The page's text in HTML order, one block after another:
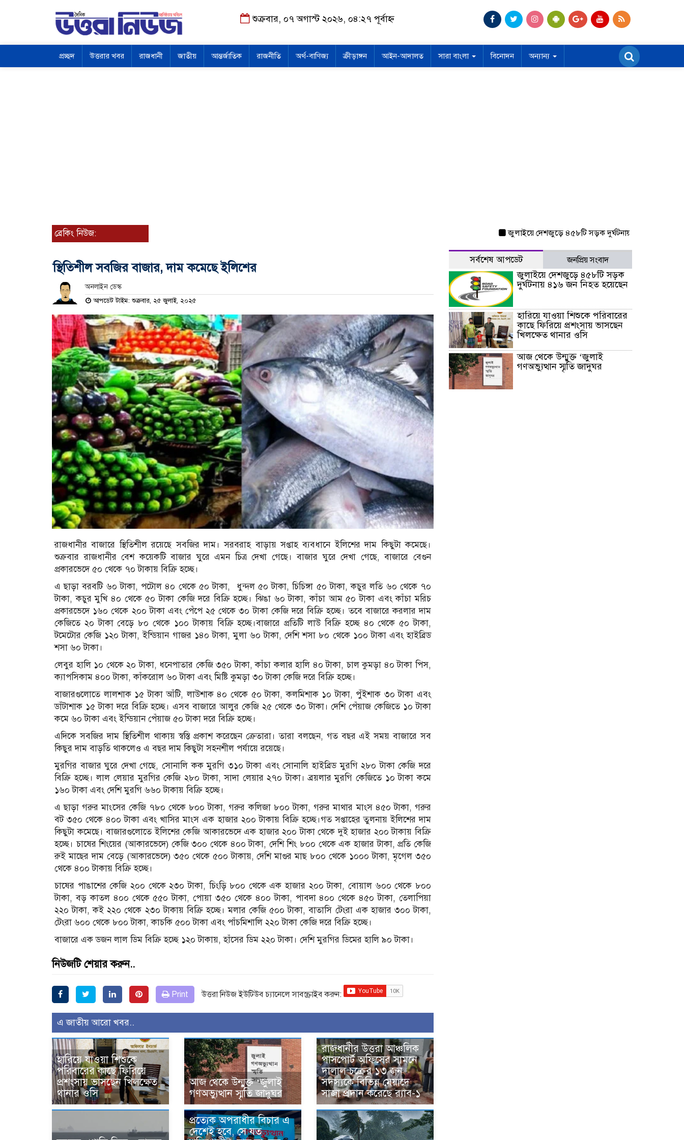
শুক্রবার, ০৭ অগাস্ট ২০২৬, ০৪:২৭ পূর্বাহ্ন
প্রচ্ছদ উত্তরার খবর রাজধানী জাতীয় আন্তর্জাতিক রাজনীতি অর্থ-বাণিজ্য ক্রীড়াঙ্গন আইন-আদালত সারা বাংলা বিনোদন অন্যান্য
ব্রেকিং নিউজ: জুলাইয়ে দেশজুড়ে ৪৫৮টি সড়ক দুর্ঘটনায় ৪১৬ জন নিহত হয়েছেন
স্থিতিশীল সবজির বাজার, দাম কমেছে ইলিশের
অনলাইন ডেস্ক
আপডেট টাইম: শুক্রবার, ২৫ জুলাই, ২০২৫
রাজধানীর বাজারে স্থিতিশীল রয়েছে সবজির দাম। সরবরাহ বাড়ায় সপ্তাহ ব্যবধানে ইলিশের দাম কিছুটা কমেছে।
শুক্রবার রাজধানীর বেশ কয়েকটি বাজার ঘুরে এমন চিত্র দেখা গেছে। বাজার ঘুরে দেখা গেছে, বাজারে বেগুন
প্রকারভেদে ৫০ থেকে ৭০ টাকায় বিক্রি হচ্ছে।
এ ছাড়া বরবটি ৬০ টাকা, পটোল ৪০ থেকে ৫০ টাকা, ধুন্দল ৫০ টাকা, চিচিঙ্গা ৫০ টাকা, কচুর লতি ৬০ থেকে ৭০
টাকা, কচুর মুখি ৪০ থেকে ৫০ টাকা কেজি দরে বিক্রি হচ্ছে। ঝিঙা ৬০ টাকা, কাঁচা আম ৫০ টাকা এবং কাঁচা মরিচ
প্রকারভেদে ১৬০ থেকে ২০০ টাকা এবং পেঁপে ২৫ থেকে ৩০ টাকা কেজি দরে বিক্রি হচ্ছে। তবে বাজারে করলার দাম
কেজিতে ২০ টাকা বেড়ে ৮০ থেকে ১০০ টাকায় বিক্রি হচ্ছে।বাজারে প্রতিটি লাউ বিক্রি হচ্ছে ৪০ থেকে ৫০ টাকা,
টমেটোর কেজি ১২০ টাকা, ইন্ডিয়ান গাজর ১৪০ টাকা, মুলা ৬০ টাকা, দেশি শসা ৮০ থেকে ১০০ টাকা এবং হাইব্রিড
শসা ৬০ টাকা।
লেবুর হালি ১০ থেকে ২০ টাকা, ধনেপাতার কেজি ৩৫০ টাকা, কাঁচা কলার হালি ৪০ টাকা, চাল কুমড়া ৪০ টাকা পিস,
ক্যাপসিকাম ৪০০ টাকা, কাঁকরোল ৬০ টাকা এবং মিষ্টি কুমড়া ৩০ টাকা কেজি দরে বিক্রি হচ্ছে।
বাজারগুলোতে লালশাক ১৫ টাকা আঁটি, লাউশাক ৪০ থেকে ৫০ টাকা, কলমিশাক ১০ টাকা, পুঁইশাক ৩০ টাকা এবং
ডাঁটাশাক ১৫ টাকা দরে বিক্রি হচ্ছে। এসব বাজারে আলুর কেজি ২৫ থেকে ৩০ টাকা। দেশি পেঁয়াজ কেজিতে ১০ টাকা
কমে ৬০ টাকা এবং ইন্ডিয়ান পেঁয়াজ ৫০ টাকা দরে বিক্রি হচ্ছে।
এদিকে সবজির দাম স্থিতিশীল থাকায় স্বস্তি প্রকাশ করেছেন ক্রেতারা। তারা বলছেন, গত বছর এই সময় বাজারে সব
কিছুর দাম বাড়তি থাকলেও এ বছর দাম কিছুটা সহনশীল পর্যায়ে রয়েছে।
মুরগির বাজার ঘুরে দেখা গেছে, সোনালি কক মুরগি ৩১০ টাকা এবং সোনালি হাইব্রিড মুরগি ২৮০ টাকা কেজি দরে
বিক্রি হচ্ছে। লাল লেয়ার মুরগির কেজি ২৮০ টাকা, সাদা লেয়ার ২৭০ টাকা। ব্রয়লার মুরগি কেজিতে ১০ টাকা কমে
১৬০ টাকা এবং দেশি মুরগি ৬৬০ টাকায় বিক্রি হচ্ছে।
এ ছাড়া গরুর মাংসের কেজি ৭৮০ থেকে ৮০০ টাকা, গরুর কলিজা ৮০০ টাকা, গরুর মাথার মাংস ৪৫০ টাকা, গরুর
বট ৩৫০ থেকে ৪০০ টাকা এবং খাসির মাংস এক হাজার ২০০ টাকায় বিক্রি হচ্ছে।গত সপ্তাহের তুলনায় ইলিশের দাম
কিছুটা কমেছে। বাজারগুলোতে ইলিশের কেজি আকারভেদে এক হাজার ২০০ টাকা থেকে দুই হাজার ২০০ টাকায় বিক্রি
হচ্ছে। চাষের শিংয়ের (আকারভেদে) কেজি ৩০০ থেকে ৪০০ টাকা, দেশি শিং ৮০০ থেকে এক হাজার টাকা, প্রতি কেজি
রুই মাছের দাম বেড়ে (আকারভেদে) ৩৫০ থেকে ৫০০ টাকায়, দেশি মাগুর মাছ ৮০০ থেকে ১০০০ টাকা, মৃগেল ৩৫০
থেকে ৪০০ টাকায় বিক্রি হচ্ছে।
চাষের পাঙাশের কেজি ২০০ থেকে ২৩০ টাকা, চিংড়ি ৮০০ থেকে এক হাজার ২০০ টাকা, বোয়াল ৬০০ থেকে ৮০০
টাকা, বড় কাতল ৪০০ থেকে ৫৫০ টাকা, পোয়া ৩৫০ থেকে ৪০০ টাকা, পাবদা ৪০০ থেকে ৪৫০ টাকা, তেলাপিয়া
২২০ টাকা, কই ২২০ থেকে ২৩০ টাকায় বিক্রি হচ্ছে। মলার কেজি ৫০০ টাকা, বাতাসি টেংরা এক হাজার ৩০০ টাকা,
টেংরা ৬০০ থেকে ৮০০ টাকা, কাচকি ৫০০ টাকা এবং পাঁচমিশালি ২২০ টাকা কেজি দরে বিক্রি হচ্ছে।
বাজারে এক ডজন লাল ডিম বিক্রি হচ্ছে ১২০ টাকায়, হাঁসের ডিম ২২০ টাকা। দেশি মুরগির ডিমের হালি ৯০ টাকা।
নিউজটি শেয়ার করুন..
Print উত্তরা নিউজ ইউটিউব চ্যানেলে সাবস্ক্রাইব করুন:
এ জাতীয় আরো খবর..
হারিয়ে যাওয়া শিশুকে
পরিবারের কাছে ফিরিয়ে
প্রশংসায় ভাসছেন খিলক্ষেত
থানার ওসি
আজ থেকে উন্মুক্ত ‘জুলাই
গণঅভ্যুত্থান স্মৃতি জাদুঘর
রাজধানীর উত্তরা আঞ্চলিক
পাসপোর্ট অফিসের সামনে
দালাল চক্রের ১৩ জন
সদস্যকে বিভিন্ন মেয়াদে
সাজা প্রদান করেছে র‌্যাব-১
প্রত্যেক অপরাধীর বিচার এ
দেশেই হবে, সে যত
সর্বশেষ আপডেট জনপ্রিয় সংবাদ
জুলাইয়ে দেশজুড়ে ৪৫৮টি সড়ক
দুর্ঘটনায় ৪১৬ জন নিহত হয়েছেন
হারিয়ে যাওয়া শিশুকে পরিবারের
কাছে ফিরিয়ে প্রশংসায় ভাসছেন
খিলক্ষেত থানার ওসি
আজ থেকে উন্মুক্ত ‘জুলাই
গণঅভ্যুত্থান স্মৃতি জাদুঘর